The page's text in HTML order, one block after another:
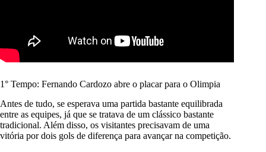
1° Tempo: Fernando Cardozo abre o placar para o Olimpia
Antes de tudo, se esperava uma partida bastante equilibrada
entre as equipes, já que se tratava de um clássico bastante
tradicional. Além disso, os visitantes precisavam de uma
vitória por dois gols de diferença para avançar na competição.